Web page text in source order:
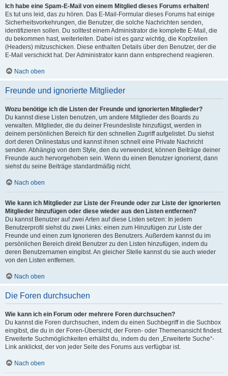
Ich habe eine Spam-E-Mail von einem Mitglied dieses Forums erhalten!
Es tut uns leid, das zu hören. Das E-Mail-Formular dieses Forums hat einige
Sicherheitsvorkehrungen, die Benutzer, die solche Nachrichten senden,
identifizieren sollen. Du solltest einem Administrator die komplette E-Mail, die
du bekommen hast, weiterleiten. Dabei ist es ganz wichtig, die Kopfzeilen
(Headers) mitzuschicken. Diese enthalten Details über den Benutzer, der die
E-Mail verschickt hat. Der Administrator kann dann entsprechend reagieren.
Nach oben
Freunde und ignorierte Mitglieder
Wozu benötige ich die Listen der Freunde und ignorierten Mitglieder?
Du kannst diese Listen benutzen, um andere Mitglieder des Boards zu
verwalten. Mitglieder, die du deiner Freundesliste hinzufügst, werden in
deinem persönlichen Bereich für den schnellen Zugriff aufgelistet. Du siehst
dort deren Onlinestatus und kannst ihnen schnell eine Private Nachricht
senden. Abhängig von dem Style, den du verwendest, können Beiträge deiner
Freunde auch hervorgehoben sein. Wenn du einen Benutzer ignorierst, dann
siehst du seine Beiträge standardmäßig nicht.
Nach oben
Wie kann ich Mitglieder zur Liste der Freunde oder zur Liste der ignorierten
Mitglieder hinzufügen oder diese wieder aus den Listen entfernen?
Du kannst Benutzer auf zwei Arten auf diese Listen setzen: In jedem
Benutzerprofil siehst du zwei Links: einen zum Hinzufügen zur Liste der
Freunde und einen zum Ignorieren des Benutzers. Außerdem kannst du im
persönlichen Bereich direkt Benutzer zu den Listen hinzufügen, indem du
deren Benutzernamen eingibst. An gleicher Stelle kannst du sie auch wieder
von den Listen entfernen.
Nach oben
Die Foren durchsuchen
Wie kann ich ein Forum oder mehrere Foren durchsuchen?
Du kannst die Foren durchsuchen, indem du einen Suchbegriff in die Suchbox
eingibst, die du in der Foren-Übersicht, der Foren- oder Themenansicht findest.
Erweiterte Suchmöglichkeiten erhältst du, indem du den „Erweiterte Suche“-
Link anklickst, der von jeder Seite des Forums aus verfügbar ist.
Nach oben